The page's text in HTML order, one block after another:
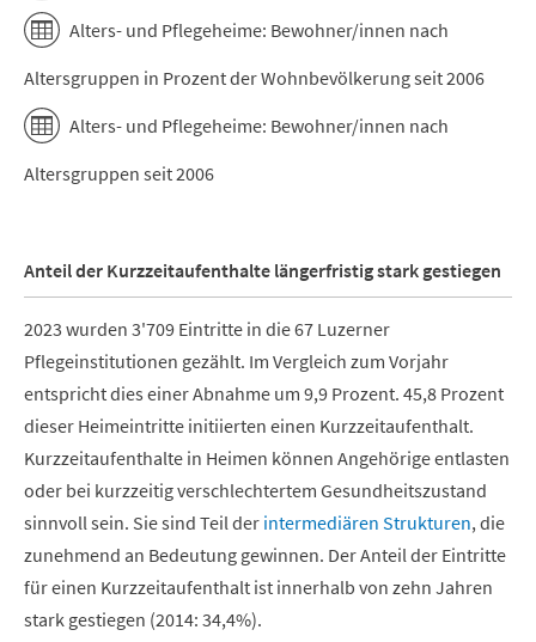
Alters- und Pflegeheime: Bewohner/innen nach
Altersgruppen in Prozent der Wohnbevölkerung seit 2006
Alters- und Pflegeheime: Bewohner/innen nach
Altersgruppen seit 2006
Anteil der Kurzzeitaufenthalte längerfristig stark gestiegen
2023 wurden 3'709 Eintritte in die 67 Luzerner
Pflegeinstitutionen gezählt. Im Vergleich zum Vorjahr
entspricht dies einer Abnahme um 9,9 Prozent. 45,8 Prozent
dieser Heimeintritte initiierten einen Kurzzeitaufenthalt.
Kurzzeitaufenthalte in Heimen können Angehörige entlasten
oder bei kurzzeitig verschlechtertem Gesundheitszustand
sinnvoll sein. Sie sind Teil der intermediären Strukturen, die
zunehmend an Bedeutung gewinnen. Der Anteil der Eintritte
für einen Kurzzeitaufenthalt ist innerhalb von zehn Jahren
stark gestiegen (2014: 34,4%).